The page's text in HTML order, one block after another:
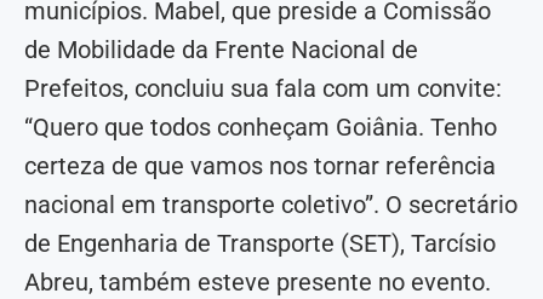
municípios. Mabel, que preside a Comissão
de Mobilidade da Frente Nacional de
Prefeitos, concluiu sua fala com um convite:
“Quero que todos conheçam Goiânia. Tenho
certeza de que vamos nos tornar referência
nacional em transporte coletivo”. O secretário
de Engenharia de Transporte (SET), Tarcísio
Abreu, também esteve presente no evento.